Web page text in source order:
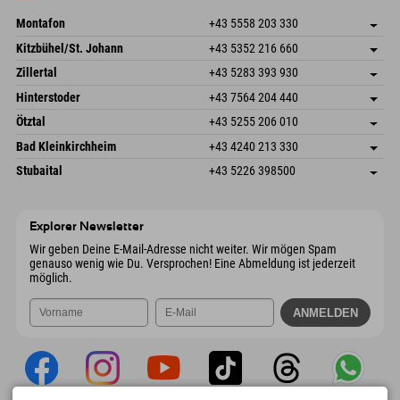
Montafon +43 5558 203 330
Dorfstr. 127b
6793 Gaschurn/Montafon
Österreich
Adresse speichern
Buchen
Kitzbühel/St. Johann +43 5352 216 660
Speckbacherstraße 87
Österreich
Adresse speichern
Buchen
Zillertal +43 5283 393 930
Schmiedau 2
Österreich
Adresse speichern
Buchen
Hinterstoder +43 7564 204 440
Freizeitpark 10
Österreich
Adresse speichern
Buchen
Ötztal +43 5255 206 010
Gscheat 14
Österreich
Adresse speichern
Buchen
Bad Kleinkirchheim +43 4240 213 330
Dorfstraße 24
Adresse speichern
Stubaital +43 5226 398500
Explorer Newsletter
Wir geben Deine E-Mail-Adresse nicht weiter. Wir mögen Spam
genauso wenig wie Du. Versprochen! Eine Abmeldung ist jederzeit
möglich.